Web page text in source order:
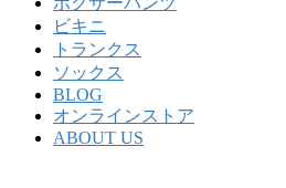
ビキニ
トランクス
ソックス
BLOG
オンラインストア
ABOUT US